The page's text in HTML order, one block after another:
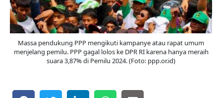
Massa pendukung PPP mengikuti kampanye atau rapat umum
menjelang pemilu. PPP gagal lolos ke DPR RI karena hanya meraih
suara 3,87% di Pemilu 2024. (Foto: ppp.or.id)